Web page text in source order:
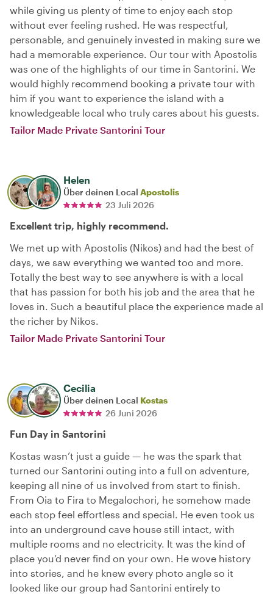
while giving us plenty of time to enjoy each stop
without ever feeling rushed. He was respectful,
personable, and genuinely invested in making sure we
had a memorable experience. Our tour with Apostolis
was one of the highlights of our time in Santorini. We
would highly recommend booking a private tour with
him if you want to experience the island with a
knowledgeable local who truly cares about his guests.
Tailor Made Private Santorini Tour
Helen
Über deinen Local Apostolis
23 Juli 2026
Excellent trip, highly recommend.
We met up with Apostolis (Nikos) and had the best of
days, we saw everything we wanted too and more.
Totally the best way to see anywhere is with a local
that has passion for both his job and the area that he
loves in. Such a beautiful place the experience made al
the richer by Nikos.
Tailor Made Private Santorini Tour
Cecilia
Über deinen Local Kostas
26 Juni 2026
Fun Day in Santorini
Kostas wasn’t just a guide — he was the spark that
turned our Santorini outing into a full on adventure,
keeping all nine of us involved from start to finish.
From Oia to Fira to Megalochori, he somehow made
each stop feel effortless and special. He even took us
into an underground cave house still intact, with
multiple rooms and no electricity. It was the kind of
place you’d never find on your own. He wove history
into stories, and he knew every photo angle so it
looked like our group had Santorini entirely to